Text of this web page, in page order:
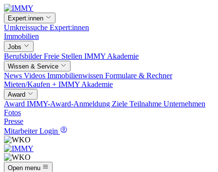
Expert:innen
Umkreissuche Expert:innen
Immobilien
Jobs
BerufsbilderFreie Stellen IMMY Akademie
Wissen & Service
News Videos Immobilienwissen Formulare & Rechner
Mieten/Kaufen + IMMY Akademie
Award
Award IMMY-Award-Anmeldung Ziele Teilnahme Unternehmen
Fotos
Presse
Mitarbeiter Login
Open menu